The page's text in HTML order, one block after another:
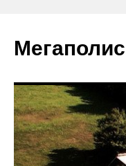
содержимому